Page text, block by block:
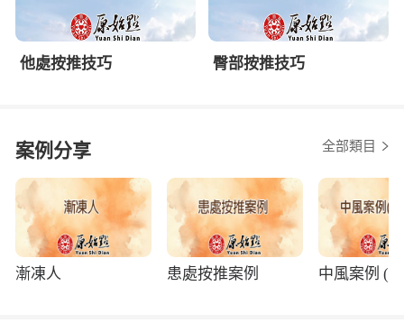
他處按推技巧 臀部按推技巧
案例分享 全部類目
漸凍人 患處按推案例 中風案例 (